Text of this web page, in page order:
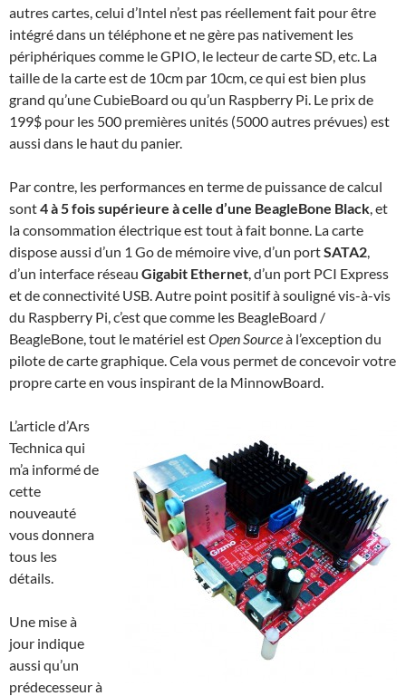
autres cartes, celui d’Intel n’est pas réellement fait pour être
intégré dans un téléphone et ne gère pas nativement les
périphériques comme le GPIO, le lecteur de carte SD, etc. La
taille de la carte est de 10cm par 10cm, ce qui est bien plus
grand qu’une CubieBoard ou qu’un Raspberry Pi. Le prix de
199$ pour les 500 premières unités (5000 autres prévues) est
aussi dans le haut du panier.
Par contre, les performances en terme de puissance de calcul
sont4 à 5 fois supérieure à celle d’une BeagleBone Black, et
la consommation électrique est tout à fait bonne. La carte
dispose aussi d’un 1 Go de mémoire vive, d’un portSATA2,
d’un interface réseau Gigabit Ethernet, d’un port PCI Express
et de connectivité USB. Autre point positif à souligné vis-à-vis
du Raspberry Pi, c’est que comme les BeagleBoard /
BeagleBone, tout le matériel estOpen Sourceà l’exception du
pilote de carte graphique. Cela vous permet de concevoir votre
propre carte en vous inspirant de la MinnowBoard.
L’article d’Ars
Technica qui
m’a informé de
cette
nouveauté
vous donnera
tous les
détails.
Une mise à
jour indique
aussi qu’un
prédecesseur à